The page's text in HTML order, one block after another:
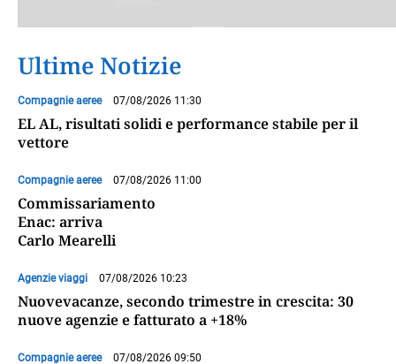
Ultime Notizie
Compagnie aeree 07/08/2026 11:30
EL AL, risultati solidi e performance stabile per il
vettore
Compagnie aeree 07/08/2026 11:00
Commissariamento
Enac: arriva
Carlo Mearelli
Agenzie viaggi 07/08/2026 10:23
Nuovevacanze, secondo trimestre in crescita: 30
nuove agenzie e fatturato a +18%
Compagnie aeree 07/08/2026 09:50